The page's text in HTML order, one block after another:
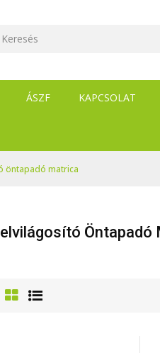
ÁSZF KAPCSOLAT
öntapadó matrica
Öntapadó